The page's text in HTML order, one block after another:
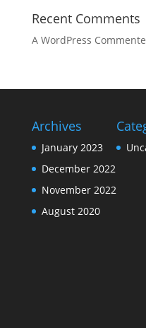
Recent Comments
A WordPress
Archives
January 2023
December 2022
November 2022
August 2020